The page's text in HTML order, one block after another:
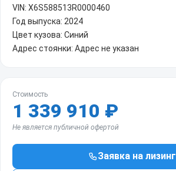
VIN: X6S588513R0000460
Год выпуска: 2024
Цвет кузова: Синий
Адрес стоянки: Адрес не указан
Стоимость
1 339 910 ₽
Не является публичной офертой
Заявка на лизинг